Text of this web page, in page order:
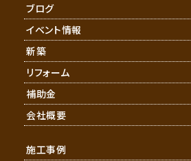
ブログ
イベント情報
新築
リフォーム
補助金
会社概要
施工事例